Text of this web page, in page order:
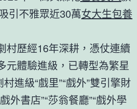
引不雅眾近30萬女大生包養
村歷經16年深耕，憑仗連續
元體驗進級，已轉型為繁星
進級“戲里”“戲外”雙引擎財
外書店”“莎翁餐廳”“戲外學